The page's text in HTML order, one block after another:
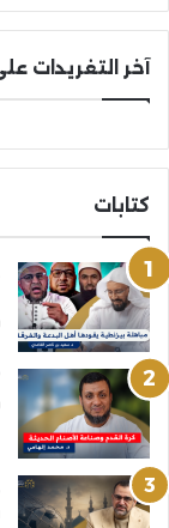
آخر التغريدات
كتابات